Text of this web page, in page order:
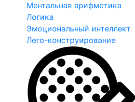
Ментальная арифметика
Логика
Эмоциональный интеллект
Лего-конструирование